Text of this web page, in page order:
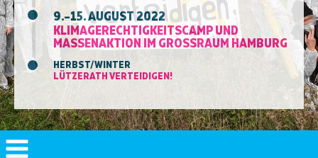
9.–15. AUGUST 2022
KLIMAGERECHTIGKEITSCAMP UND
MASSENAKTION IM GROSSRAUM HAMBURG
HERBST/WINTER
LÜTZERATH VERTEIDIGEN!